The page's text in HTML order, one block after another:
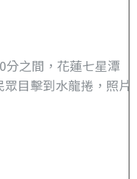
分之間，花蓮七星潭
目擊到水龍捲，照片